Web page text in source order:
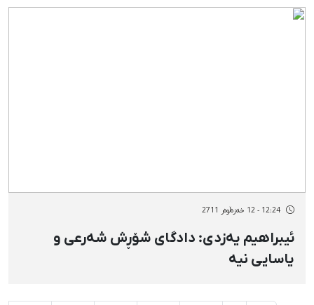
12:24 - 12 خەزەڵوەر 2711
ئیبراهیم یەزدی: دادگای شۆڕش شەرعی و
یاسایی نیە